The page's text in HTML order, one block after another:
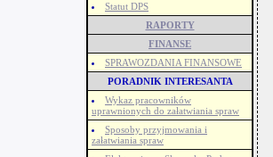
Statut DPS
RAPORTY
FINANSE
SPRAWOZDANIA FINANSOWE
PORADNIK INTERESANTA
Wykaz pracowników
uprawnionych do załatwiania spraw
Sposoby przyjmowania i
załatwiania spraw